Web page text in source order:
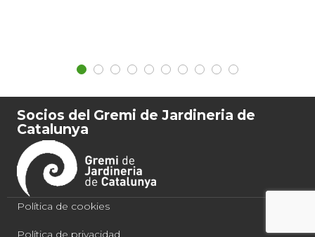
Socios del Gremi de Jardineria de
Catalunya
Política de cookies
Política de privacidad